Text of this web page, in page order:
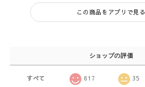
この商品をアプリで見る
ショップの評価
すべて 617 35